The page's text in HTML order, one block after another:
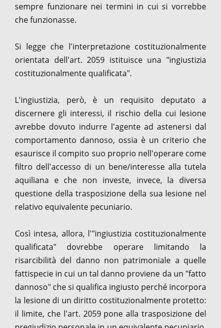
sempre funzionare nei termini in cui si vorrebbe
che funzionasse.
Si legge che l'interpretazione costituzionalmente
orientata dell'art. 2059 istituisce una "ingiustizia
costituzionalmente qualificata".
L'ingiustizia, però, è un requisito deputato a
discernere gli interessi, il rischio della cui lesione
avrebbe dovuto indurre l'agente ad astenersi dal
comportamento dannoso, ossia è un criterio che
esaurisce il compito suo proprio nell'operare come
filtro dell'accesso di un bene/interesse alla tutela
aquiliana e che non investe, invece, la diversa
questione della trasposizione della sua lesione nel
relativo equivalente pecuniario.
Così intesa, allora, l'"ingiustizia costituzionalmente
qualificata" dovrebbe operare limitando la
risarcibilità del danno non patrimoniale a quelle
fattispecie in cui un tal danno proviene da un "fatto
dannoso" che si qualifica ingiusto perché incorpora
la lesione di un diritto costituzionalmente protetto:
il limite, che l'art. 2059 pone alla trasposizione del